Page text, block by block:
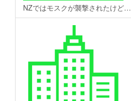
NZではモスクが襲撃されたけど…